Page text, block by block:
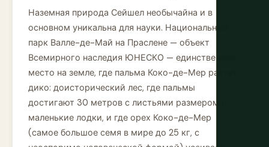
Наземная природа Сейшел необычайна и в
основном уникальна для науки. Национальный
парк Валле-де-Май на Праслене — объект
Всемирного наследия ЮНЕСКО — единственное
место на земле, где пальма Коко-де-Мер растет
дико: доисторический лес, где пальмы
достигают 30 метров с листьями размером с
маленькие лодки, и где орех Коко-де-Мер
(самое большое семя в мире до 25 кг, с